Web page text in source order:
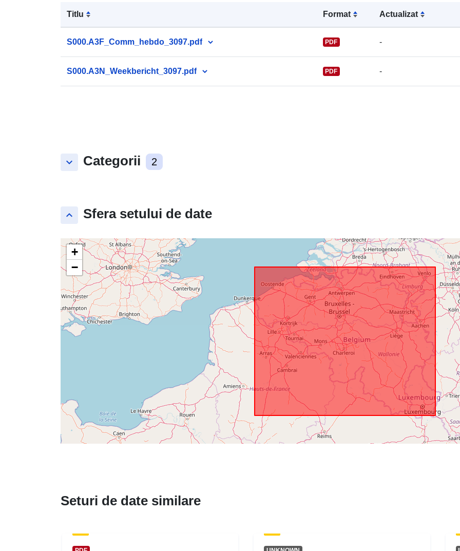
Titlu Format Actualizat
S000.A3F_Comm_hebdo_3097.pdf PDF -
S000.A3N_Weekbericht_3097.pdf PDF -
keyboard_arrow_down Categorii 2
keyboard_arrow_up Sfera setului de date
+
−
contact:
Identificatori:
uriRef:
Drepturi de
acces:
Acoperire
temporală:
Seturi de date similare